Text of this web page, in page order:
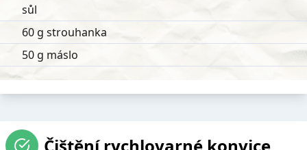
sůl
60 g strouhanka
50 g máslo